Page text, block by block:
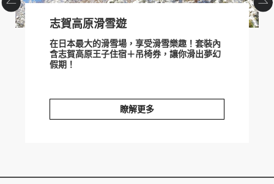
志賀高原滑雪遊
在日本最大的滑雪場，享受滑雪樂趣！套裝內
含志賀高原王子住宿＋吊椅券，讓你滑出夢幻
假期！
瞭解更多